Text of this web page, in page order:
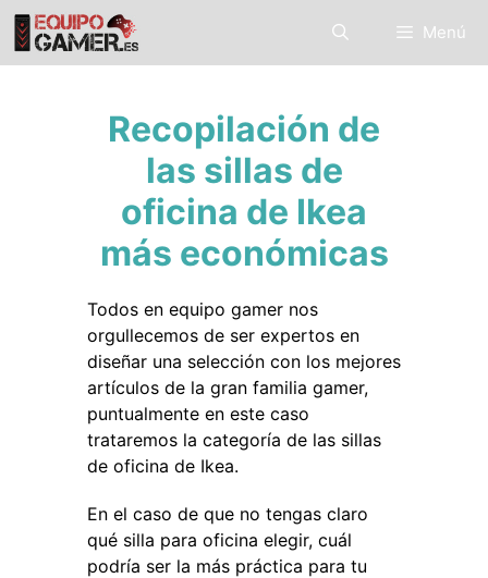
Saltar
contenido
Menú
Recopilación de
las sillas de
oficina de Ikea
más económicas
Todos en equipo gamer nos
orgullecemos de ser expertos en
diseñar una selección con los mejores
artículos de la gran familia gamer,
puntualmente en este caso
trataremos la categoría de las sillas
de oficina de Ikea.
En el caso de que no tengas claro
qué silla para oficina elegir, cuál
podría ser la más práctica para tu